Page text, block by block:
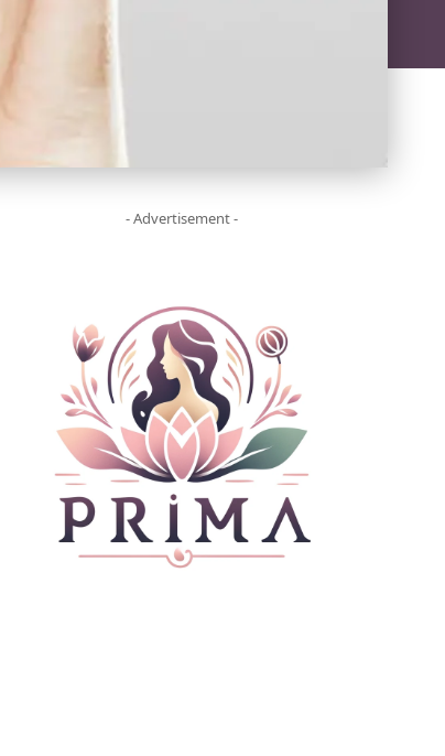
- Advertisement -